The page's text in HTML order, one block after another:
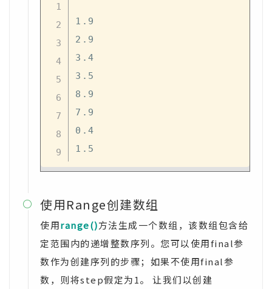
1.9
2.9
3.4
3.5
8.9
7.9
0.4
 使用Range创建数组
使用range()方法生成一个数组，该数组包含给
定范围内的递增整数序列。您可以使用final参
数作为创建序列的步骤；如果不使用final参
数，则将step假定为1。 让我们以创建